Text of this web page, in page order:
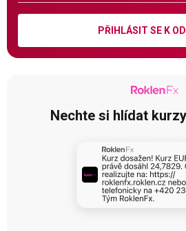
PŘIHLÁSIT SE K
Nechte si hlídat